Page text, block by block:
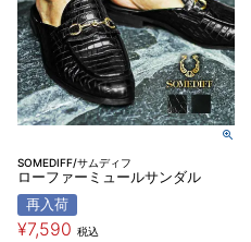
SOMEDIFF/サムディフ
ローファーミュールサンダル
再入荷
¥7,590 税込